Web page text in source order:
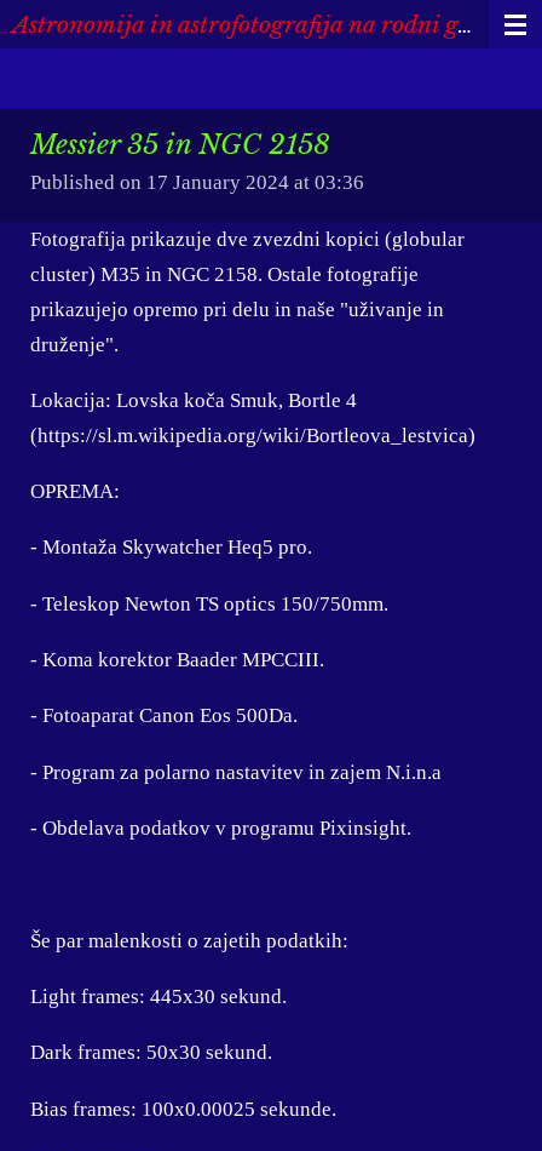
Skip
content
Astronomija in astrofotografija na rodni grudi
Messier 35 in NGC 2158
Published on 17 January 2024 at 03:36
Fotografija prikazuje dve zvezdni kopici (globular
cluster) M35 in NGC 2158. Ostale fotografije
prikazujejo opremo pri delu in naše "uživanje in
druženje".
Lokacija: Lovska koča Smuk, Bortle 4
(https://sl.m.wikipedia.org/wiki/Bortleova_lestvica)
OPREMA:
- Montaža Skywatcher Heq5 pro.
- Teleskop Newton TS optics 150/750mm.
- Koma korektor Baader MPCCIII.
- Fotoaparat Canon Eos 500Da.
- Program za polarno nastavitev in zajem N.i.n.a
- Obdelava podatkov v programu Pixinsight.
Še par malenkosti o zajetih podatkih:
Light frames: 445x30 sekund.
Dark frames: 50x30 sekund.
Bias frames: 100x0.00025 sekunde.